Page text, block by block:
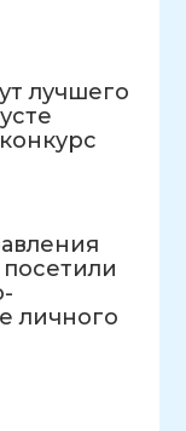
лучшего
личного